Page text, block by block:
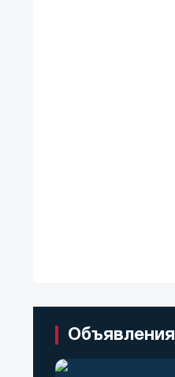
Объявления